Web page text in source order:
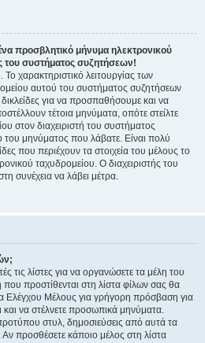
προσβλητικό μήνυμα ηλεκτρονικού
του συστήματος συζητήσεων!
χαρακτηριστικό λειτουργίας των
αυτού του συστήματος συζητήσεων
για να προσπαθήσουμε και να
τέτοια μηνύματα, οπότε στείλτε
στον διαχειριστή του συστήματος
μηνύματος που λάβατε. Είναι πολύ
που περιέχουν τα στοιχεία του μέλους το
ταχυδρομείου. Ο διαχειριστής του
συνέχεια να λάβει μέτρα.
τις λίστες για να οργανώσετε τα μέλη του
προστίθενται στη λίστα φίλων σας θα
Ελέγχου Μέλους για γρήγορη πρόσβαση για
και να στέλνετε προσωπικά μηνύματα.
στυλ, δημοσιεύσεις από αυτά τα
Αν προσθέσετε κάποιο μέλος στη λίστα